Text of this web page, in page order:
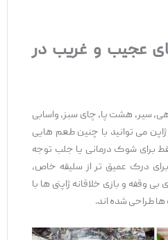
عجیب‌ و غریب در
سیر، هشت ‌پا، چای سبز، واسابی
می ‌توانید با چنین طعم ‌هایی
برای شوک‌ درمانی یا جلب توجه
درک عمیق ‌تر از سلیقه خاص،
‌وقفه و بازی خلاقانه ژاپنی ‌ها با
طراحی شده ‌اند.